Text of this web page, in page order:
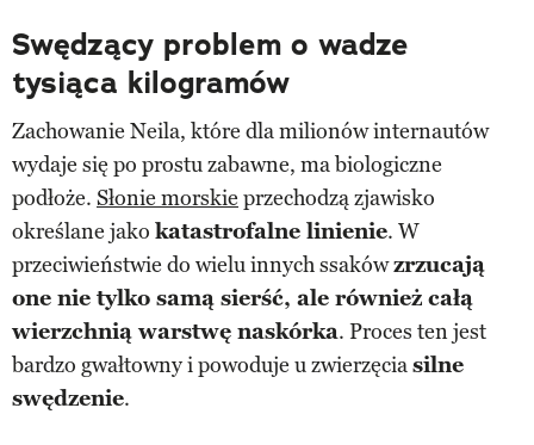
Swędzący problem o wadze
tysiąca kilogramów
Zachowanie Neila, które dla milionów internautów
wydaje się po prostu zabawne, ma biologiczne
podłoże. Słonie morskie przechodzą zjawisko
określane jako katastrofalne linienie. W
przeciwieństwie do wielu innych ssakówzrzucają
one nie tylko samą sierść, ale również całą
wierzchnią warstwę naskórka. Proces ten jest
bardzo gwałtowny i powoduje u zwierzęciasilne
swędzenie.